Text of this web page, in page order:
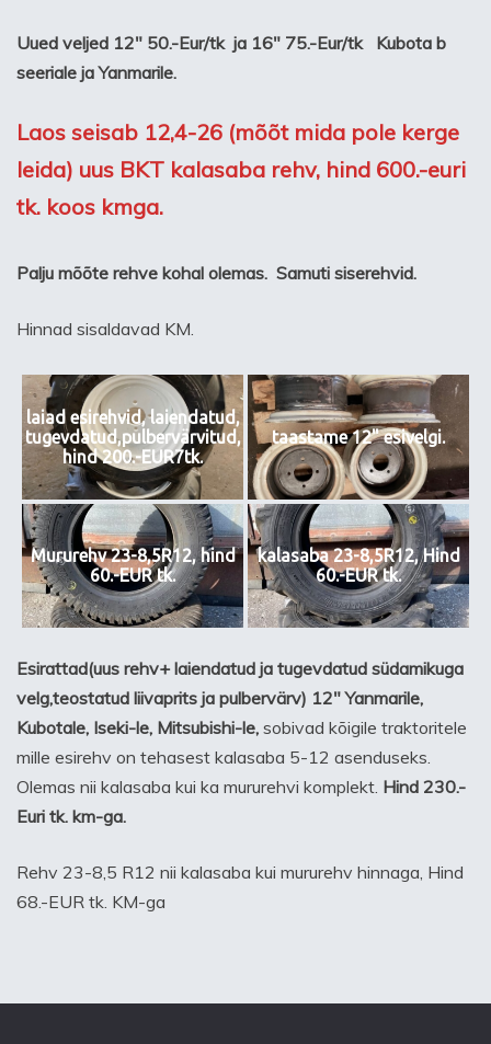
Uued veljed 12″ 50.-Eur/tk ja 16″ 75.-Eur/tk Kubota b
seeriale ja Yanmarile.
Laos seisab 12,4-26 (mõõt mida pole kerge
leida) uus BKT kalasaba rehv, hind 600.-euri
tk. koos kmga.
Palju mõõte rehve kohal olemas. Samuti siserehvid.
Hinnad sisaldavad KM.
laiad esirehvid, laiendatud,
tugevdatud,pulbervärvitud,
hind 200.-EUR7tk.
taastame 12" esivelgi.
Mururehv 23-8,5R12, hind
60.-EUR tk.
kalasaba 23-8,5R12, Hind
60.-EUR tk.
Esirattad(uus rehv+ laiendatud ja tugevdatud südamikuga
velg,teostatud liivaprits ja pulbervärv) 12″ Yanmarile,
Kubotale, Iseki-le, Mitsubishi-le, sobivad kõigile traktoritele
mille esirehv on tehasest kalasaba 5-12 asenduseks.
Olemas nii kalasaba kui ka mururehvi komplekt. Hind 230.-
Euri tk. km-ga.
Rehv 23-8,5 R12 nii kalasaba kui mururehv hinnaga, Hind
68.-EUR tk. KM-ga